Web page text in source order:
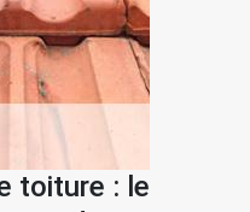
toiture : le